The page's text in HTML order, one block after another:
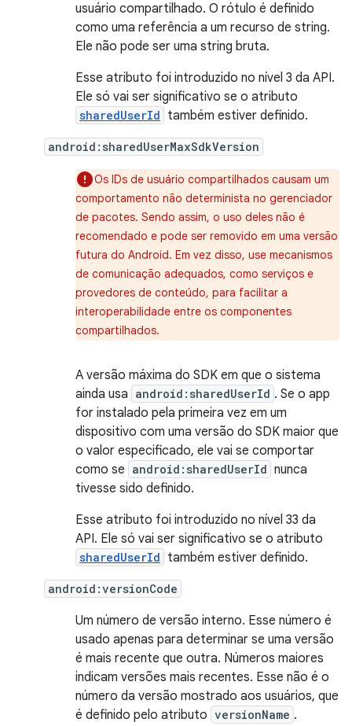
usuário compartilhado. O rótulo é definido
como uma referência a um recurso de string.
Ele não pode ser uma string bruta.
Esse atributo foi introduzido no nível 3 da API.
Ele só vai ser significativo se o atributo
sharedUserId também estiver definido.
android:sharedUserMaxSdkVersion
Os IDs de usuário compartilhados causam um
comportamento não determinista no gerenciador
de pacotes. Sendo assim, o uso deles não é
recomendado e pode ser removido em uma versão
futura do Android. Em vez disso, use mecanismos
de comunicação adequados, como serviços e
provedores de conteúdo, para facilitar a
interoperabilidade entre os componentes
compartilhados.
A versão máxima do SDK em que o sistema
ainda usa android:sharedUserId . Se o app
for instalado pela primeira vez em um
dispositivo com uma versão do SDK maior que
o valor especificado, ele vai se comportar
como se android:sharedUserId nunca
tivesse sido definido.
Esse atributo foi introduzido no nível 33 da
API. Ele só vai ser significativo se o atributo
sharedUserId também estiver definido.
android:versionCode
Um número de versão interno. Esse número é
usado apenas para determinar se uma versão
é mais recente que outra. Números maiores
indicam versões mais recentes. Esse não é o
número da versão mostrado aos usuários, que
é definido pelo atributo versionName .